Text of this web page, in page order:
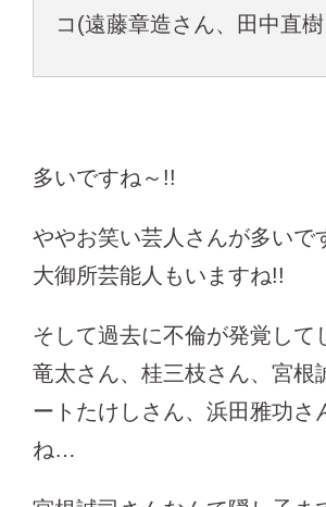
コ(遠藤章造さん、田中直
多いですね～!!
ややお笑い芸人さんが多いで
大御所芸能人もいますね!!
そして過去に不倫が発覚して
竜太さん、桂三枝さん、宮根
ートたけしさん、浜田雅功さ
ね…